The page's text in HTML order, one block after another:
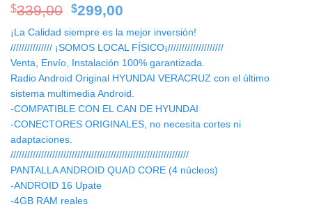
$339,00 Original
price
was:
$339,00.
$299,00
is:
$299,00.
¡La Calidad siempre es la mejor inversión!
/////////////// ¡SOMOS LOCAL FÍSICO¡////////////////////
Venta, Envío, Instalación 100% garantizada.
Radio Android Original HYUNDAI VERACRUZ con el último
sistema multimedia Android.
-COMPATIBLE CON EL CAN DE HYUNDAI
-CONECTORES ORIGINALES, no necesita cortes ni
adaptaciones.
////////////////////////////////////////////////////////////////
PANTALLA ANDROID QUAD CORE (4 núcleos)
-ANDROID 16 Upate
-4GB RAM reales